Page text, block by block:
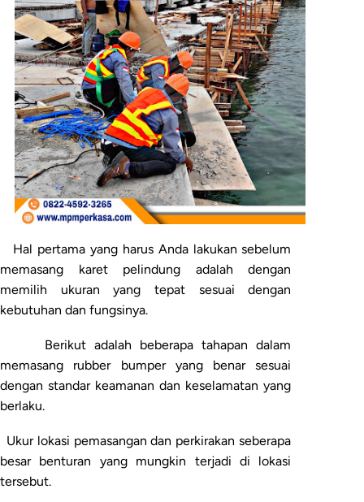
Hal pertama yang harus Anda lakukan sebelum
memasang karet pelindung adalah dengan
memilih ukuran yang tepat sesuai dengan
kebutuhan dan fungsinya.
Berikut adalah beberapa tahapan dalam
memasang rubber bumper yang benar sesuai
dengan standar keamanan dan keselamatan yang
berlaku.
Ukur lokasi pemasangan dan perkirakan seberapa
besar benturan yang mungkin terjadi di lokasi
tersebut.